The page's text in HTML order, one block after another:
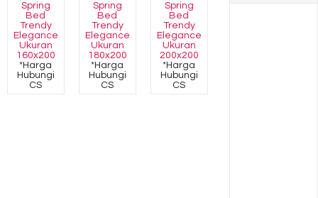
Spring
Bed
Trendy
Elegance
Ukuran
160x200
*Harga
Hubungi
CS
Spring
Bed
Trendy
Elegance
Ukuran
180x200
*Harga
Hubungi
CS
Spring
Bed
Trendy
Elegance
Ukuran
200x200
*Harga
Hubungi
CS